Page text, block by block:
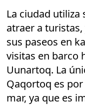
La ciudad utiliza
atraer a
sus paseos en
visitas en barco
Uunartoq. La
Qaqortoq es
mar, ya que es